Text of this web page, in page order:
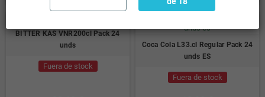
BITTER KAS VNR200cl Pack 24
unds
Fuera de stock
Coca Cola L33.cl Regular Pack 24
unds ES
Fuera de stock